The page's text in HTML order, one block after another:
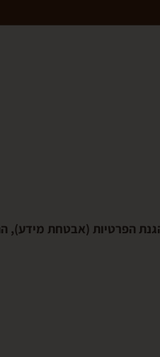
הפרטיות (אבטחת מידע),